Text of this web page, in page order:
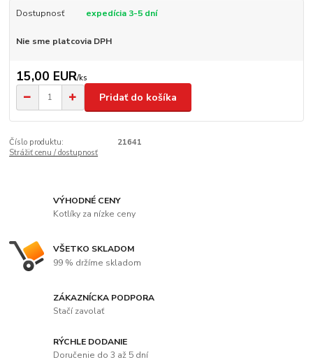
Dostupnosť expedícia 3-5 dní
Nie sme platcovia DPH
15,00 EUR/ks
Pridať do košíka
Číslo produktu:
21641
Strážiť cenu / dostupnosť
VÝHODNÉ CENY
Kotlíky za nízke ceny
VŠETKO SKLADOM
99 % držíme skladom
ZÁKAZNÍCKA PODPORA
Stačí zavolať
RÝCHLE DODANIE
Doručenie do 3 až 5 dní